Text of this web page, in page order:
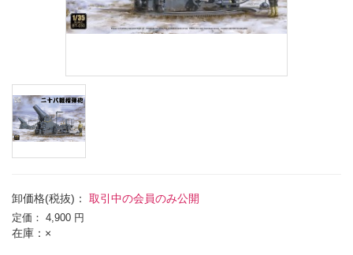
卸価格(税抜)： 取引中の会員のみ公開
定価： 4,900 円
在庫：×